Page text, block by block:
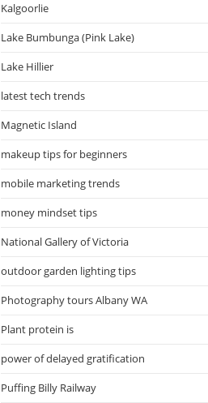
Kalgoorlie
Lake Bumbunga (Pink Lake)
Lake Hillier
latest tech trends
Magnetic Island
makeup tips for beginners
mobile marketing trends
money mindset tips
National Gallery of Victoria
outdoor garden lighting tips
Photography tours Albany WA
Plant protein is
power of delayed gratification
Puffing Billy Railway